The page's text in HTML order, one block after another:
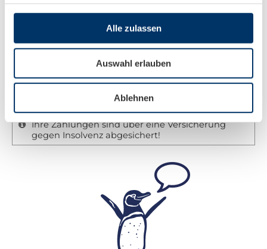
Alle zulassen
Auswahl erlauben
Ablehnen
Wenn Sie eine feste Buchung vornehmen, ist eine
Anzahlung in Höhe von 20% fällig.
Die Restzahlung ist 4 Wochen vor Reiseantritt
fällig. In Einzelfällen, wie z.B. Tauchkreuzfahrten
gelten andere Regeln. Informationen auf Anfrage.
Ihre Zahlungen sind über eine Versicherung
gegen Insolvenz abgesichert!